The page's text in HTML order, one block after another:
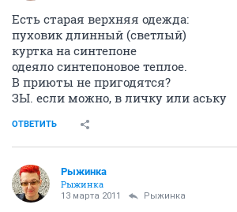
Есть старая верхняя одежда:
пуховик длинный (светлый)
куртка на синтепоне
одеяло синтепоновое теплое.
В приюты не пригодятся?
ЗЫ. если можно, в личку или аську
ОТВЕТИТЬ
Рыжинка
Рыжинка
13 марта 2011 Рыжинка